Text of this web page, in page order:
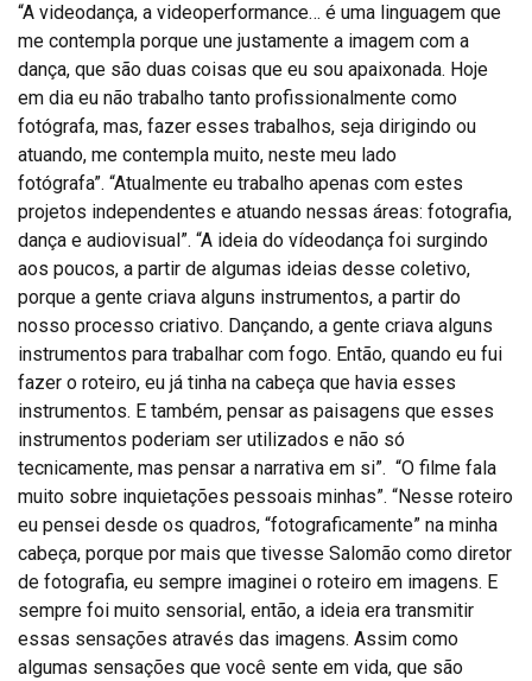
“A videodança, a videoperformance… é uma linguagem que
me contempla porque une justamente a imagem com a
dança, que são duas coisas que eu sou apaixonada. Hoje
em dia eu não trabalho tanto profissionalmente como
fotógrafa, mas, fazer esses trabalhos, seja dirigindo ou
atuando, me contempla muito, neste meu lado
fotógrafa”. “Atualmente eu trabalho apenas com estes
projetos independentes e atuando nessas áreas: fotografia,
dança e audiovisual”. “A ideia do vídeodança foi surgindo
aos poucos, a partir de algumas ideias desse coletivo,
porque a gente criava alguns instrumentos, a partir do
nosso processo criativo. Dançando, a gente criava alguns
instrumentos para trabalhar com fogo. Então, quando eu fui
fazer o roteiro, eu já tinha na cabeça que havia esses
instrumentos. E também, pensar as paisagens que esses
instrumentos poderiam ser utilizados e não só
tecnicamente, mas pensar a narrativa em si”. “O filme fala
muito sobre inquietações pessoais minhas”. “Nesse roteiro
eu pensei desde os quadros, “fotograficamente” na minha
cabeça, porque por mais que tivesse Salomão como diretor
de fotografia, eu sempre imaginei o roteiro em imagens. E
sempre foi muito sensorial, então, a ideia era transmitir
essas sensações através das imagens. Assim como
algumas sensações que você sente em vida, que são